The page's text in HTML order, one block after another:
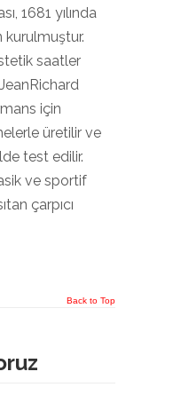
1681 yılında
kurulmuştur.
saatler
için
üretilir ve
test edilir.
ve sportif
çarpıcı
Back to Top